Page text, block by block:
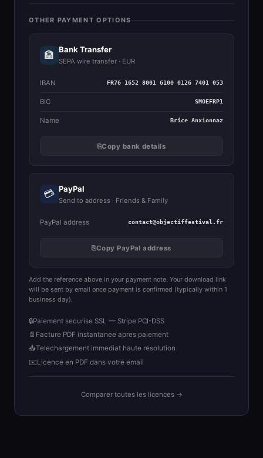
OTHER PAYMENT OPTIONS
🏦 Bank Transfer
SEPA wire transfer · EUR
IBAN FR76 1652 8001 6100 0126 7401 053
BIC SMOEFRP1
Name Brice Anxionnaz
⎘Copy bank details
💳 PayPal
Send to address · Friends & Family
PayPal address contact@objectiffestival.fr
⎘Copy PayPal address
Add the reference above in your payment note. Your download link
will be sent by email once payment is confirmed (typically within 1
business day).
🔒Paiement securise SSL — Stripe PCI-DSS
📄 Facture PDF instantanee apres paiement
📥Telechargement immediat haute resolution
✉️Licence en PDF dans votre email
Comparer toutes les licences →